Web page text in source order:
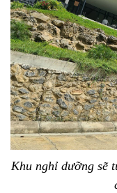
Khu nghỉ dưỡng sẽ